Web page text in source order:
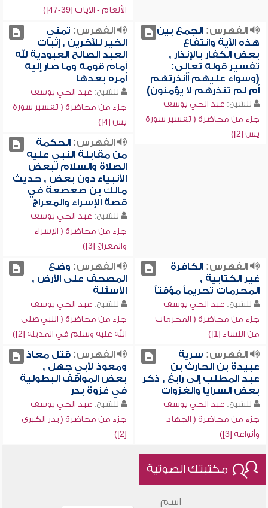
الأنعام - الآيات [39-47])
الفهرس:الجمع بين
هذه الآية وانتفاع
بعض الكفار بالإنذار ,
تفسير قوله تعالى:
(وسواء عليهم أأنذرتهم
أم لم تنذرهم لا يؤمنون)
للشيخ: عبد الحي يوسف
جزء من محاضرة ( تفسير سورة
يس [2])
الفهرس: تمني
الخير للآخرين , إثبات
العبد الصالح العبودية لله
أمام قومه وما صار إليه
أمره بعدها
للشيخ: عبد الحي يوسف
جزء من محاضرة ( تفسير سورة
يس [4])
الفهرس:الحكمة
من مقابلة النبي عليه
الصلاة والسلام لبعض
الأنبياء دون بعض , حديث
مالك بن صعصعة في
قصة الإسراء والمعراج
للشيخ: عبد الحي يوسف
جزء من محاضرة ( الإسراء
والمعراج [3])
الفهرس:الكافرة
غير الكتابية ,
المحرمات تحريماً مؤقتاً
للشيخ: عبد الحي يوسف
جزء من محاضرة ( المحرمات
من النساء [1])
الفهرس: وضع
المصحف على الأرض ,
الأسئلة
للشيخ: عبد الحي يوسف
جزء من محاضرة ( النبي صلى
الله عليه وسلم في المدينة [2])
الفهرس: سرية
عبيدة بن الحارث بن
عبد المطلب إلى رابغ , ذكر
بعض السرايا والغزوات
للشيخ: عبد الحي يوسف
جزء من محاضرة ( الجهاد
وأنواعه [3])
الفهرس:قتل معاذ
ومعوذ لأبي جهل ,
بعض المواقف البطولية
في غزوة بدر
للشيخ: عبد الحي يوسف
جزء من محاضرة ( بدر الكبرى
[2])
مكتبتك الصوتية
اسم